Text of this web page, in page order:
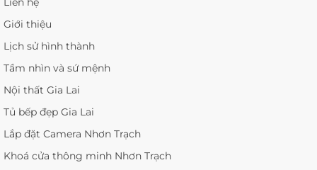
Giới thiệu
Lịch sử hình thành
Tầm nhìn và sứ mệnh
Nội thất Gia Lai
Tủ bếp đẹp Gia Lai
Lắp đặt Camera Nhơn Trạch
Khoá cửa thông minh Nhơn Trạch